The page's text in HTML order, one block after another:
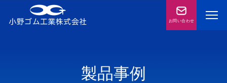
お問い合わせ
製品事例